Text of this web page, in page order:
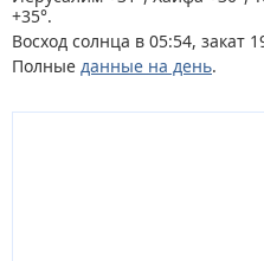
+35°.
Восход солнца в 05:54, закат
Полные данные на день.